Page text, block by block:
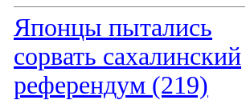
Японцы пытались
сорвать сахалинский
референдум (219)